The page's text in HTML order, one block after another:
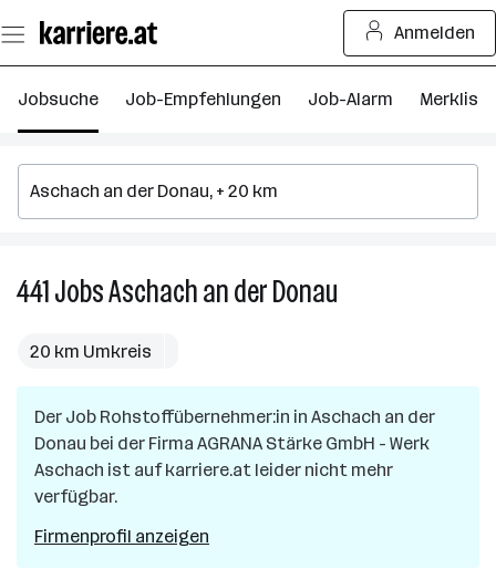
Seiteninhalt
springen
Anmelden
Jobsuche Job-Empfehlungen Job-Alarm Merkliste
441JobsAschach an der Donau
an
der
Donau
20 km Umkreis
Der Job Rohstoffübernehmer:in in Aschach an der
Donau bei der Firma AGRANA Stärke GmbH - Werk
Aschach ist auf karriere.at leider nicht mehr
verfügbar.
Firmenprofil anzeigen